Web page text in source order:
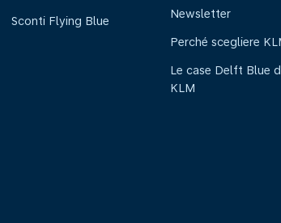
Sconti Flying Blue
Newsletter
Perché scegliere
Le case Delft Blue
KLM